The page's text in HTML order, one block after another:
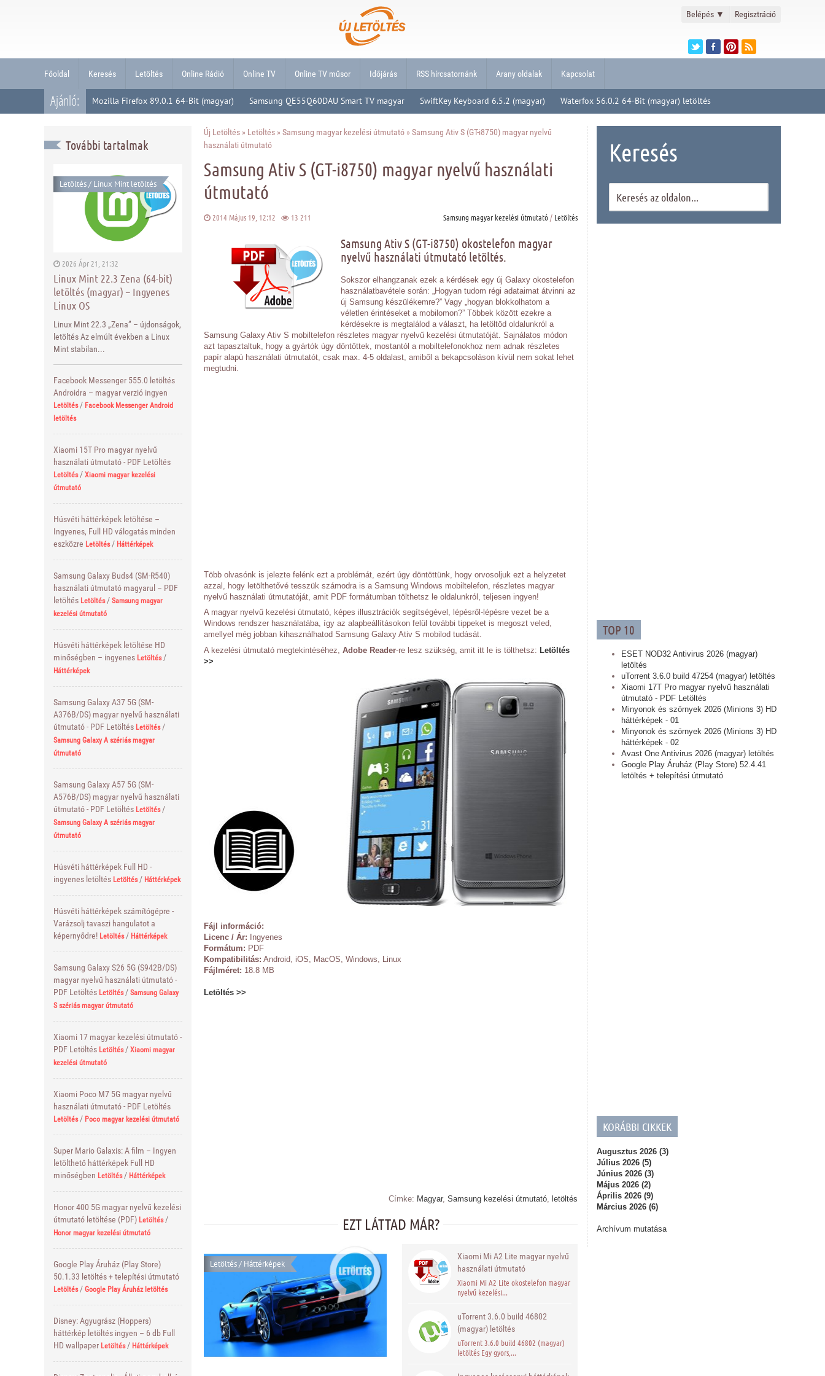
Belépés ▼ Regisztráció
Főoldal Keresés Letöltés Online Rádió Online TV Online TV műsor Időjárás RSS hírcsatornánk Arany oldalak Kapcsolat
Ajánló: Mozilla Firefox 89.0.1 64-Bit (magyar) Samsung QE55Q60DAU Smart TV magyar SwiftKey Keyboard 6.5.2 (magyar) Waterfox 56.0.2 64-Bit (magyar) letöltés
További tartalmak
Letöltés/ Linux Mint letöltés
2026 Ápr 21, 21:32
Linux Mint 22.3 Zena (64-bit)
letöltés (magyar) – Ingyenes
Linux OS
Linux Mint 22.3 „Zena” – újdonságok,
letöltés Az elmúlt években a Linux
Mint stabilan...
Facebook Messenger 555.0 letöltés
Androidra – magyar verzió ingyen
Letöltés/ Facebook Messenger Android
letöltés
Xiaomi 15T Pro magyar nyelvű
használati útmutató - PDF Letöltés
Letöltés/ Xiaomi magyar kezelési
útmutató
Húsvéti háttérképek letöltése –
Ingyenes, Full HD válogatás minden
eszközre Letöltés/ Háttérképek
Samsung Galaxy Buds4 (SM-R540)
használati útmutató magyarul – PDF
letöltés Letöltés/ Samsung magyar
kezelési útmutató
Húsvéti háttérképek letöltése HD
minőségben – ingyenes Letöltés/
Háttérképek
Samsung Galaxy A37 5G (SM-
A376B/DS) magyar nyelvű használati
útmutató - PDF Letöltés Letöltés/
Samsung Galaxy A szériás magyar
útmutató
Samsung Galaxy A57 5G (SM-
A576B/DS) magyar nyelvű használati
útmutató - PDF Letöltés Letöltés/
Samsung Galaxy A szériás magyar
útmutató
Húsvéti háttérképek Full HD -
ingyenes letöltés Letöltés/ Háttérképek
Húsvéti háttérképek számítógépre -
Varázsolj tavaszi hangulatot a
képernyődre! Letöltés/ Háttérképek
Samsung Galaxy S26 5G (S942B/DS)
magyar nyelvű használati útmutató -
PDF Letöltés Letöltés/ Samsung Galaxy
S szériás magyar útmutató
Xiaomi 17 magyar kezelési útmutató -
PDF Letöltés Letöltés/ Xiaomi magyar
kezelési útmutató
Xiaomi Poco M7 5G magyar nyelvű
használati útmutató - PDF Letöltés
Letöltés/ Poco magyar kezelési útmutató
Super Mario Galaxis: A film – Ingyen
letölthető háttérképek Full HD
minőségben Letöltés/ Háttérképek
Honor 400 5G magyar nyelvű kezelési
útmutató letöltése (PDF) Letöltés/
Honor magyar kezelési útmutató
Google Play Áruház (Play Store)
50.1.33 letöltés + telepítési útmutató
Letöltés/ Google Play Áruház letöltés
Disney: Agyugrász (Hoppers)
háttérkép letöltés ingyen – 6 db Full
HD wallpaper Letöltés/ Háttérképek
Keresés
TOP 10
ESET NOD32 Antivirus 2026 (magyar)
letöltés
uTorrent 3.6.0 build 47254 (magyar) letöltés
Xiaomi 17T Pro magyar nyelvű használati
útmutató - PDF Letöltés
Minyonok és szörnyek 2026 (Minions 3) HD
háttérképek - 01
Minyonok és szörnyek 2026 (Minions 3) HD
háttérképek - 02
Avast One Antivirus 2026 (magyar) letöltés
Google Play Áruház (Play Store) 52.4.41
letöltés + telepítési útmutató
KORÁBBI CIKKEK
Augusztus 2026 (3)
Július 2026 (5)
Június 2026 (3)
Május 2026 (2)
Április 2026 (9)
Március 2026 (6)
Archívum mutatása
Új Letöltés » Letöltés »Samsung magyar kezelési útmutató » Samsung Ativ S (GT-i8750) magyar nyelvű
használati útmutató
Samsung Ativ S (GT-i8750) magyar nyelvű használati
útmutató
2014 Május 19, 12:12 13 211 Samsung magyar kezelési útmutató/ Letöltés
Samsung Ativ S (GT-i8750) okostelefon magyar
nyelvű használati útmutató letöltés.
Sokszor elhangzanak ezek a kérdések egy új Galaxy okostelefon
használatbavétele során: „Hogyan tudom régi adataimat átvinni az
új Samsung készülékemre?” Vagy „hogyan blokkolhatom a
véletlen érintéseket a mobilomon?” Többek között ezekre a
kérdésekre is megtalálod a választ, ha letöltöd oldalunkról a
Samsung Galaxy Ativ S mobiltelefon részletes magyar nyelvű kezelési útmutatóját. Sajnálatos módon
azt tapasztaltuk, hogy a gyártók úgy döntöttek, mostantól a mobiltelefonokhoz nem adnak részletes
papír alapú használati útmutatót, csak max. 4-5 oldalast, amiből a bekapcsoláson kívül nem sokat lehet
megtudni.
Több olvasónk is jelezte felénk ezt a problémát, ezért úgy döntöttünk, hogy orvosoljuk ezt a helyzetet
azzal, hogy letölthetővé tesszük számodra is a Samsung Windows mobiltelefon, részletes magyar
nyelvű használati útmutatóját, amit PDF formátumban tölthetsz le oldalunkról, teljesen ingyen!
A magyar nyelvű kezelési útmutató, képes illusztrációk segítségével, lépésről-lépésre vezet be a
Windows rendszer használatába, így az alapbeállításokon felül további tippeket is megoszt veled,
amellyel még jobban kihasználhatod Samsung Galaxy Ativ S mobilod tudását.
A kezelési útmutató megtekintéséhez, Adobe Reader-re lesz szükség, amit itt le is tölthetsz: Letöltés
>>
Fájl információ:
Licenc / Ár: Ingyenes
Formátum: PDF
Kompatibilitás: Android, iOS, MacOS, Windows, Linux
Fájlméret: 18.8 MB
Letöltés >>
Címke: Magyar, Samsung kezelési útmutató letöltés
EZT LÁTTAD MÁR?
Letöltés/ Háttérképek
Xiaomi Mi A2 Lite magyar nyelvű
használati útmutató
Xiaomi Mi A2 Lite okostelefon magyar
nyelvű kezelési...
uTorrent 3.6.0 build 46802
(magyar) letöltés
uTorrent 3.6.0 build 46802 (magyar)
letöltés Egy gyors,...